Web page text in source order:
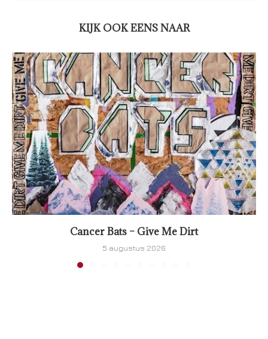
KIJK OOK EENS NAAR
Cancer Bats – Give Me Dirt
5 augustus 2026